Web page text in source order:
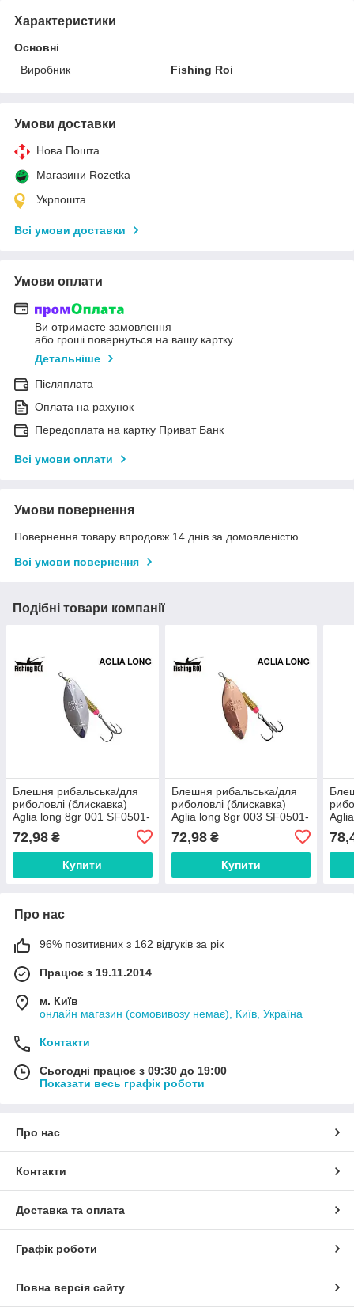
Характеристики
Основні
Виробник
Fishing Roi
Умови доставки
Нова Пошта
Магазини Rozetka
Укрпошта
Всі умови доставки
Умови оплати
Ви отримаєте замовлення
або гроші повернуться на вашу картку
Детальніше
Післяплата
Оплата на рахунок
Передоплата на картку Приват Банк
Всі умови оплати
Умови повернення
Повернення товару впродовж 14 днів за домовленістю
Всі умови повернення
Подібні товари компанії
Блешня рибальська/для
риболовлі (блискавка)
Aglia long 8gr 001 SF0501-
8-001 ТМ FISHING ROI FG
72,98 ₴
Купити
Блешня рибальська/для
риболовлі (блискавка)
Aglia long 8gr 003 SF0501-
8-003 ТМ FISHING ROI FG
72,98₴
Купити
Про нас
96% позитивних з 162 відгуків за рік
Працює з 19.11.2014
м. Київ
онлайн магазин (сомовивозу немає), Київ, Україна
Контакти
Сьогодні працює з 09:30 до 19:00
Показати весь графік роботи
Про нас
Контакти
Доставка та оплата
Графік роботи
Повна версія сайту